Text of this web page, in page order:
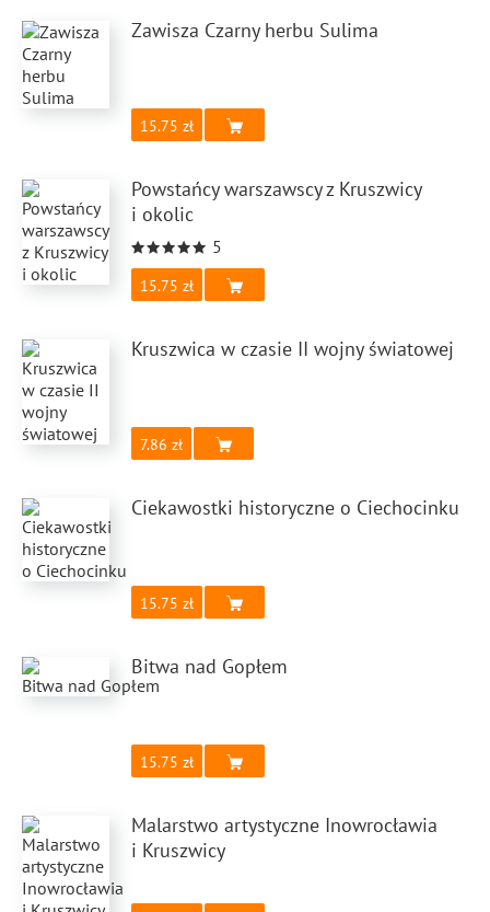
Zawisza Czarny herbu Sulima
15.75
Powstańcy warszawscy z Kruszwicy
i okolic
5
15.75
Kruszwica w czasie II wojny światowej
7.86
Ciekawostki historyczne o Ciechocinku
15.75
Bitwa nad Gopłem
15.75
Malarstwo artystyczne Inowrocławia
i Kruszwicy